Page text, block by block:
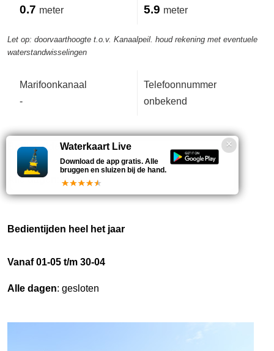
0.7 meter 5.9 meter
Let op: doorvaarthoogte t.o.v. Kanaalpeil. houd rekening met eventuele
waterstandwisselingen
Marifoonkanaal
-
Telefoonnummer
onbekend
Bedientijden deze week
Alle dagen : gesloten
Bedientijden heel het jaar
Vanaf 01-05 t/m 30-04
Alle dagen: gesloten
Waterkaart Live
Download de app gratis. Alle
bruggen en sluizen bij de hand.